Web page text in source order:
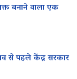
बनाने वाला एक
से पहले केंद्र सरकार